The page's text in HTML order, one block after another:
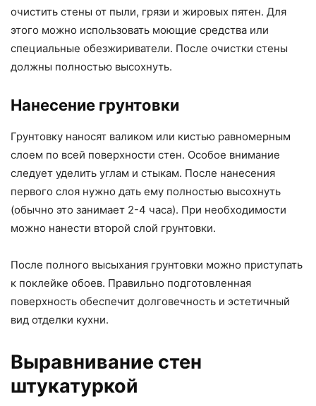
очистить стены от пыли, грязи и жировых пятен. Для
этого можно использовать моющие средства или
специальные обезжириватели. После очистки стены
должны полностью высохнуть.
Нанесение грунтовки
Грунтовку наносят валиком или кистью равномерным
слоем по всей поверхности стен. Особое внимание
следует уделить углам и стыкам. После нанесения
первого слоя нужно дать ему полностью высохнуть
(обычно это занимает 2-4 часа). При необходимости
можно нанести второй слой грунтовки.
После полного высыхания грунтовки можно приступать
к поклейке обоев. Правильно подготовленная
поверхность обеспечит долговечность и эстетичный
вид отделки кухни.
Выравнивание стен
штукатуркой